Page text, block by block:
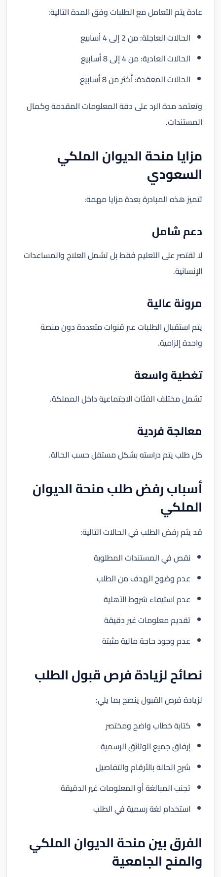
عادة يتم التعامل مع الطلبات وفق المدة التالية:
الحالات العاجلة: من 2 إلى 4 أسابيع
الحالات العادية: من 4 إلى 8 أسابيع
الحالات المعقدة: أكثر من 8 أسابيع
وتعتمد مدة الرد على دقة المعلومات المقدمة وكمال
المستندات.
مزايا منحة الديوان الملكي
السعودي
تتميز هذه المبادرة بعدة مزايا مهمة:
دعم شامل
لا تقتصر على التعليم فقط بل تشمل العلاج والمساعدات
الإنسانية.
مرونة عالية
يتم استقبال الطلبات عبر قنوات متعددة دون منصة
واحدة إلزامية.
تغطية واسعة
تشمل مختلف الفئات الاجتماعية داخل المملكة.
معالجة فردية
كل طلب يتم دراسته بشكل مستقل حسب الحالة.
أسباب رفض طلب منحة الديوان
الملكي
قد يتم رفض الطلب في الحالات التالية:
نقص في المستندات المطلوبة
عدم وضوح الهدف من الطلب
عدم استيفاء شروط الأهلية
تقديم معلومات غير دقيقة
عدم وجود حاجة مالية مثبتة
نصائح لزيادة فرص قبول الطلب
لزيادة فرص القبول ينصح بما يلي:
كتابة خطاب واضح ومختصر
إرفاق جميع الوثائق الرسمية
شرح الحالة بالأرقام والتفاصيل
تجنب المبالغة أو المعلومات غير الدقيقة
استخدام لغة رسمية في الطلب
الفرق بين منحة الديوان الملكي
والمنح الجامعية